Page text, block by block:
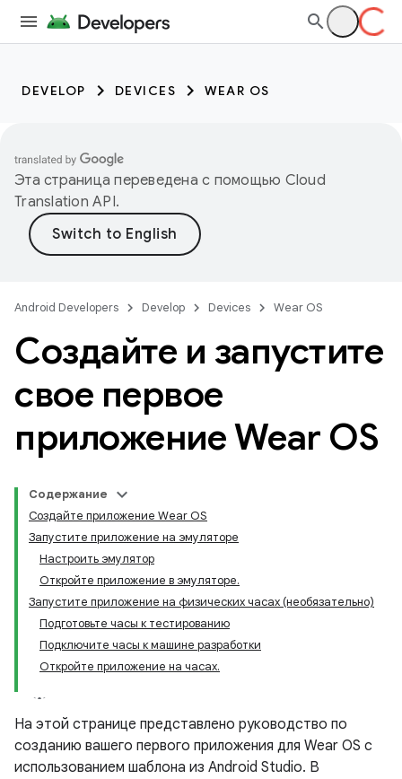
DEVELOP DEVICES WEAR OS
Эта страница переведена с помощью Cloud
Translation API.
Android Developers Develop Devices Wear OS
Создайте и запустите
свое первое
приложение Wear OS
Содержание
Создайте приложение Wear OS
Запустите приложение на эмуляторе
Настроить эмулятор
Откройте приложение в эмуляторе.
Запустите приложение на физических часах (необязательно)
Подготовьте часы к тестированию
Подключите часы к машине разработки
Откройте приложение на часах.
На этой странице представлено руководство по
созданию вашего первого приложения для Wear OS с
использованием шаблона из Android Studio. В